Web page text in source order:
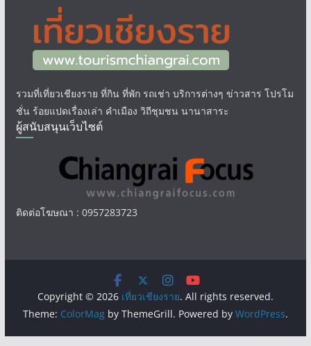
รวมที่เที่ยวเชียงราย ที่กิน ที่พัก รถเช่า บริการต่างๆ ข่าวสาร โปรโม
ชั่น ร้อยแปดเรื่องเล่า คำเมือง วิถีชุมชน นานาสาระ
ผู้สนับสนุนเว็บไซต์
ติดต่อโฆษณา : 0957283723
Copyright © 2026 เที่ยวเชียงราย. All rights reserved.
Theme: ColorMagby ThemeGrill. Powered by WordPress.